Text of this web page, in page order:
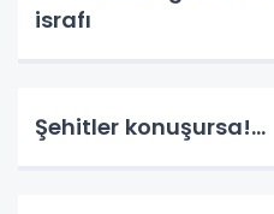
israfı
Şehitler konuşursa!...